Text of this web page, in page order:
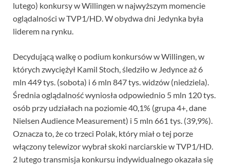
lutego) konkursy w Willingen w najwyższym momencie
oglądalności w TVP1/HD. W obydwa dni Jedynka była
liderem na rynku.
Decydującą walkę o podium konkursów w Willingen, w
których zwyciężył Kamil Stoch, śledziło w Jedynce aż 6
mln 449 tys. (sobota) i 6 mln 847 tys. widzów (niedziela).
Średnia oglądalność wyniosła odpowiednio 5 mln 120 tys.
osób przy udziałach na poziomie 40,1% (grupa 4+, dane
Nielsen Audience Measurement) i 5 mln 661 tys. (39,9%).
Oznacza to, że co trzeci Polak, który miał o tej porze
włączony telewizor wybrał skoki narciarskie w TVP1/HD.
2 lutego transmisja konkursu indywidualnego okazała się